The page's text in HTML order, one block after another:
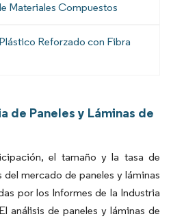
Materiales Compuestos
Reforzado con Fibra
de Paneles y Láminas de
el tamaño y la tasa de
mercado de paneles y láminas
por los Informes de la Industria
análisis de paneles y láminas de